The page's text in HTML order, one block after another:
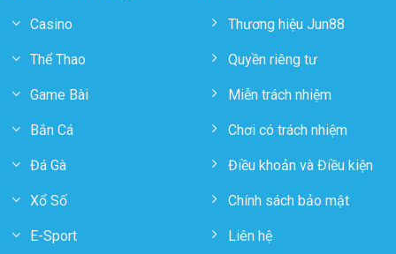
Casino
Thể Thao
Game Bài
Bắn Cá
Đá Gà
Xổ Số
E-Sport
Thương hiệu Jun88
Quyền riêng tư
Miễn trách nhiệm
Chơi có trách nhiệm
Điều khoản và Điều kiện
Chính sách bảo mật
Liên hệ